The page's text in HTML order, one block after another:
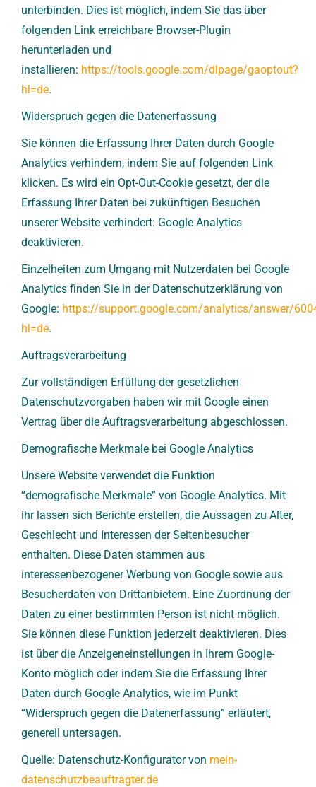
unterbinden. Dies ist möglich, indem Sie das über
folgenden Link erreichbare Browser-Plugin
herunterladen und
installieren: https://tools.google.com/dlpage/gaoptout?
hl=de.
Widerspruch gegen die Datenerfassung
Sie können die Erfassung Ihrer Daten durch Google
Analytics verhindern, indem Sie auf folgenden Link
klicken. Es wird ein Opt-Out-Cookie gesetzt, der die
Erfassung Ihrer Daten bei zukünftigen Besuchen
unserer Website verhindert: Google Analytics
deaktivieren.
Einzelheiten zum Umgang mit Nutzerdaten bei Google
Analytics finden Sie in der Datenschutzerklärung von
Google: https://support.google.com/analytics/answer/
hl=de.
Auftragsverarbeitung
Zur vollständigen Erfüllung der gesetzlichen
Datenschutzvorgaben haben wir mit Google einen
Vertrag über die Auftragsverarbeitung abgeschlossen.
Demografische Merkmale bei Google Analytics
Unsere Website verwendet die Funktion
“demografische Merkmale” von Google Analytics. Mit
ihr lassen sich Berichte erstellen, die Aussagen zu Alter,
Geschlecht und Interessen der Seitenbesucher
enthalten. Diese Daten stammen aus
interessenbezogener Werbung von Google sowie aus
Besucherdaten von Drittanbietern. Eine Zuordnung der
Daten zu einer bestimmten Person ist nicht möglich.
Sie können diese Funktion jederzeit deaktivieren. Dies
ist über die Anzeigeneinstellungen in Ihrem Google-
Konto möglich oder indem Sie die Erfassung Ihrer
Daten durch Google Analytics, wie im Punkt
“Widerspruch gegen die Datenerfassung” erläutert,
generell untersagen.
Quelle: Datenschutz-Konfigurator von mein-
datenschutzbeauftragter.de